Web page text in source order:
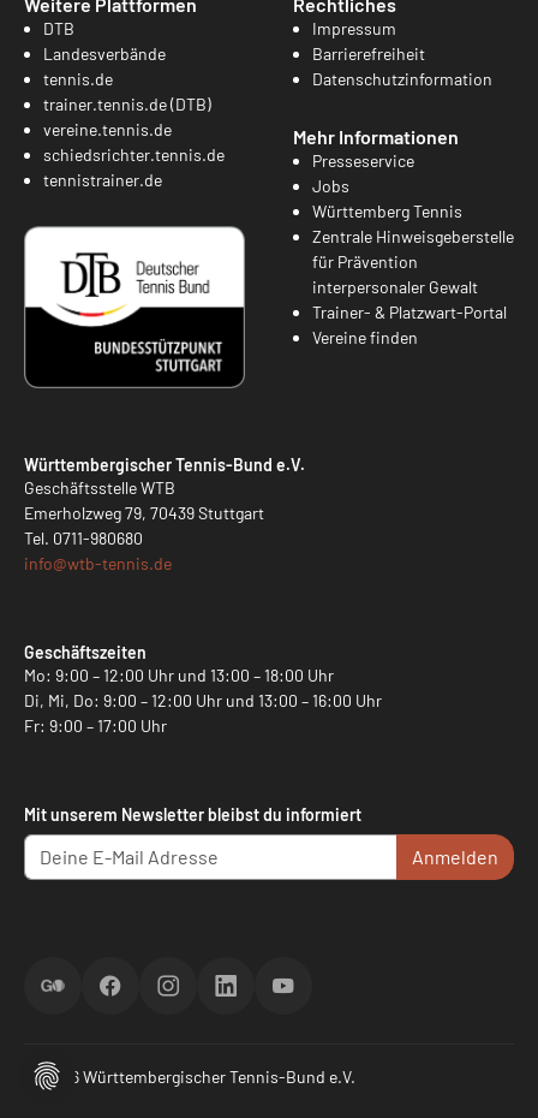
DTB
Landesverbände
tennis.de
trainer.tennis.de (DTB)
vereine.tennis.de
schiedsrichter.tennis.de
tennistrainer.de
Impressum
Barrierefreiheit
Datenschutzinformation
Mehr Informationen
Presseservice
Jobs
Württemberg Tennis
Zentrale Hinweisgeberstelle
für Prävention
interpersonaler Gewalt
Trainer- & Platzwart-Portal
Vereine finden
Württembergischer Tennis-Bund e.V.
Geschäftsstelle WTB
Emerholzweg 79, 70439 Stuttgart
Tel. 0711-980680
info@wtb-tennis.de
Geschäftszeiten
Mo: 9:00 – 12:00 Uhr und 13:00 – 18:00 Uhr
Di, Mi, Do: 9:00 – 12:00 Uhr und 13:00 – 16:00 Uhr
Fr: 9:00 – 17:00 Uhr
Mit unserem Newsletter bleibst du informiert
Anmelden
ScoreGOFacebookInstagramLinkedInYouTube
© 2026 Württembergischer Tennis-Bund e.V.